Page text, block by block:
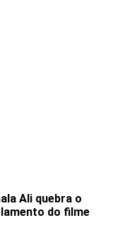
Ali quebra o
do filme